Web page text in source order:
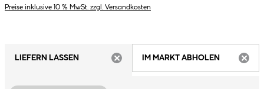
Preise inklusive 10 % MwSt. zzgl. Versandkosten
LIEFERN LASSEN
IM MARKT ABHOLEN